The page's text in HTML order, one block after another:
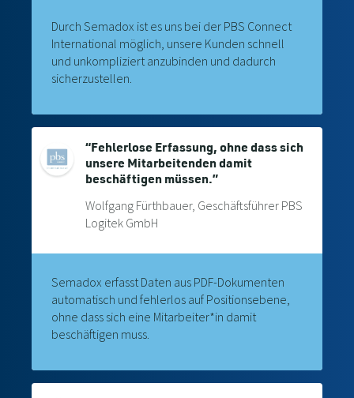
Durch Semadox ist es uns bei der PBS Connect
International möglich, unsere Kunden schnell
und unkompliziert anzubinden und dadurch
sicherzustellen.
“Fehlerlose Erfassung, ohne dass sich
unsere Mitarbeitenden damit
beschäftigen müssen.”
Wolfgang Fürthbauer, Geschäftsführer PBS
Logitek GmbH
Semadox erfasst Daten aus PDF-Dokumenten
automatisch und fehlerlos auf Positionsebene,
ohne dass sich eine Mitarbeiter*in damit
beschäftigen muss.